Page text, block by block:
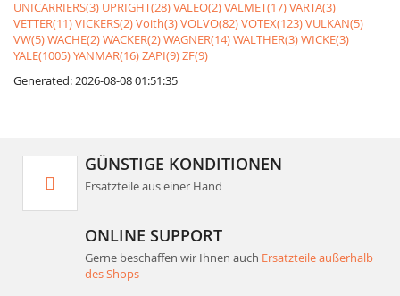
UNICARRIERS(3) UPRIGHT(28)VALEO(2)VALMET(17)VARTA(3)
VETTER(11)VICKERS(2)Voith(3)VOLVO(82)VOTEX(123)VULKAN(5)
VW(5)WACHE(2)WACKER(2)WAGNER(14)WALTHER(3)WICKE(3)
YALE(1005)YANMAR(16)ZAPI(9)ZF(9)
Generated: 2026-08-08 01:51:35
GÜNSTIGE KONDITIONEN
Ersatzteile aus einer Hand
ONLINE SUPPORT
Gerne beschaffen wir Ihnen auch Ersatzteile außerhalb
des Shops